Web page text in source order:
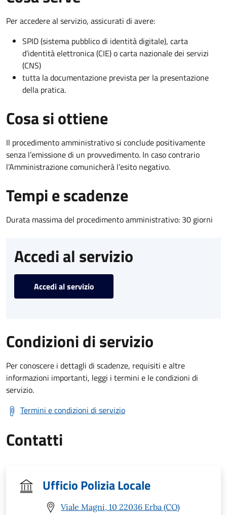
Per accedere al servizio, assicurati di avere:
SPID (sistema pubblico di identità digitale), carta
d’identità elettronica (CIE) o carta nazionale dei servizi
(CNS)
tutta la documentazione prevista per la presentazione
della pratica.
Cosa si ottiene
Il procedimento amministrativo si conclude positivamente
senza l’emissione di un provvedimento. In caso contrario
l’Amministrazione comunicherà l’esito negativo.
Tempi e scadenze
Durata massima del procedimento amministrativo: 30 giorni
Accedi al servizio
Accedi al servizio
Condizioni di servizio
Per conoscere i dettagli di scadenze, requisiti e altre
informazioni importanti, leggi i termini e le condizioni di
servizio.
Termini e condizioni di servizio
Contatti
Ufficio Polizia Locale
Viale Magni, 10 22036 Erba (CO)